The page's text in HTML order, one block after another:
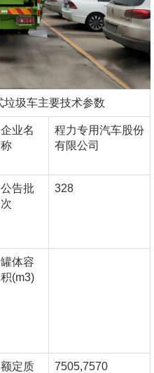
圾车主要技术参数
企业名
称
程力专用汽车股份
有限公司
公告批
次
328
罐体容
积(m3)
额定质
7505,7570